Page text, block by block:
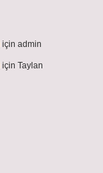
için admin
için Taylan